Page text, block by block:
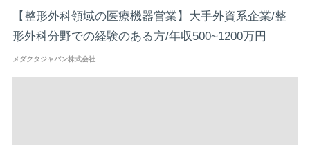
【整形外科領域の医療機器営業】大手外資系企業/整
形外科分野での経験のある方/年収500~1200万円
メダクタジャパン株式会社